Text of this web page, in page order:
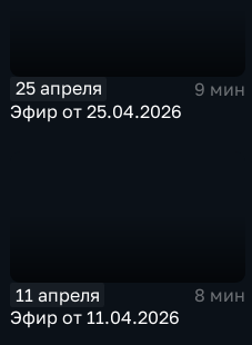
25 апреля
9 мин
Эфир от 25.04.2026
11 апреля
8 мин
Эфир от 11.04.2026